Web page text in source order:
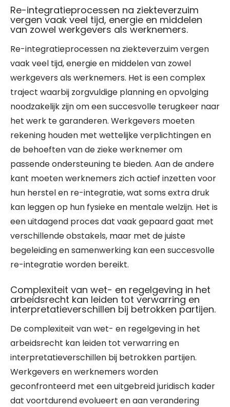
Re-integratieprocessen na ziekteverzuim
vergen vaak veel tijd, energie en middelen
van zowel werkgevers als werknemers.
Re-integratieprocessen na ziekteverzuim vergen
vaak veel tijd, energie en middelen van zowel
werkgevers als werknemers. Het is een complex
traject waarbij zorgvuldige planning en opvolging
noodzakelijk zijn om een succesvolle terugkeer naar
het werk te garanderen. Werkgevers moeten
rekening houden met wettelijke verplichtingen en
de behoeften van de zieke werknemer om
passende ondersteuning te bieden. Aan de andere
kant moeten werknemers zich actief inzetten voor
hun herstel en re-integratie, wat soms extra druk
kan leggen op hun fysieke en mentale welzijn. Het is
een uitdagend proces dat vaak gepaard gaat met
verschillende obstakels, maar met de juiste
begeleiding en samenwerking kan een succesvolle
re-integratie worden bereikt.
Complexiteit van wet- en regelgeving in het
arbeidsrecht kan leiden tot verwarring en
interpretatieverschillen bij betrokken partijen.
De complexiteit van wet- en regelgeving in het
arbeidsrecht kan leiden tot verwarring en
interpretatieverschillen bij betrokken partijen.
Werkgevers en werknemers worden
geconfronteerd met een uitgebreid juridisch kader
dat voortdurend evolueert en aan verandering